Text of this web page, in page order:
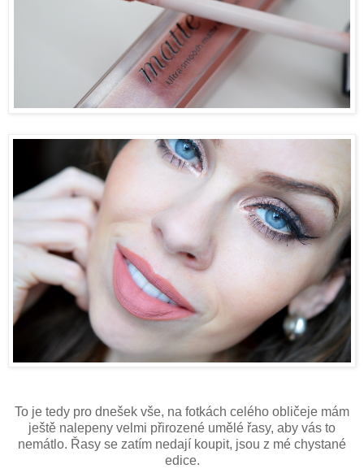
To je tedy pro dnešek vše, na fotkách celého obličeje mám
ještě nalepeny velmi přirozené umělé řasy, aby vás to
nemátlo. Řasy se zatím nedají koupit, jsou z mé chystané
edice.